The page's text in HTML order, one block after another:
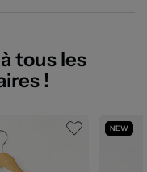
tous les
!
NEW